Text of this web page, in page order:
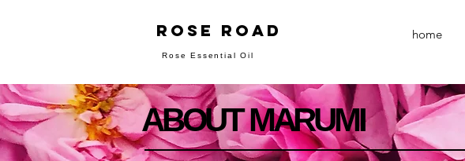
rose ROAD
Rose Essential Oil
home
ABOUT MARUMI